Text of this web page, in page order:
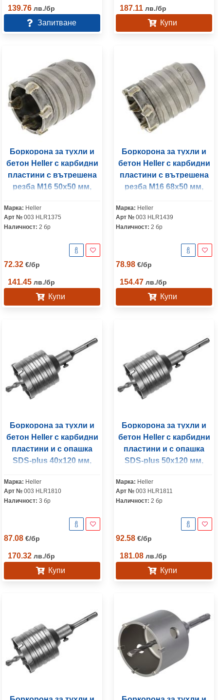
139.76 лв./бр
Запитване
187.11 лв./бр
Купи
Боркорона за тухли и
бетон Heller с карбидни
пластини с вътрешена
резба М16 50х50 мм,
Марка: Heller
Арт № 003 HLR1375
Наличност: 2 бр
72.32 €/бр
141.45 лв./бр
Купи
Боркорона за тухли и
бетон Heller с карбидни
пластини с вътрешена
резба М16 68х50 мм,
Марка: Heller
Арт № 003 HLR1439
Наличност: 2 бр
78.98 €/бр
154.47 лв./бр
Купи
Боркорона за тухли и
бетон Heller с карбидни
пластини и с опашка
SDS-plus 40х120 мм,
Марка: Heller
Арт № 003 HLR1810
Наличност: 3 бр
87.08 €/бр
170.32 лв./бр
Купи
Боркорона за тухли и
бетон Heller с карбидни
пластини и с опашка
SDS-plus 50х120 мм,
Марка: Heller
Арт № 003 HLR1811
Наличност: 2 бр
92.58 €/бр
181.08 лв./бр
Купи